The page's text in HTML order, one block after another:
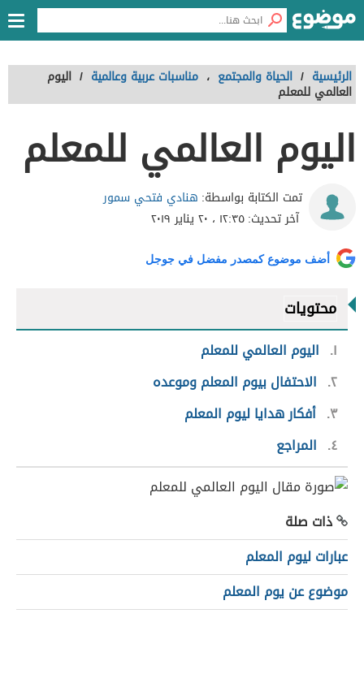
الرئيسية / الحياة والمجتمع ، مناسبات عربية وعالمية / اليوم
العالمي للمعلم
اليوم العالمي للمعلم
تمت الكتابة بواسطة: هنادي فتحي سمور
آخر تحديث:١٢:٣٥ ، ٢٠ يناير ٢٠١٩
أضف موضوع كمصدر مفضل في جوجل
محتويات
١
اليوم العالمي للمعلم
٢ الاحتفال بيوم المعلم وموعده
٣ أفكار هدايا ليوم المعلم
٤
المراجع
ذات صلة
عبارات ليوم المعلم
موضوع عن يوم المعلم